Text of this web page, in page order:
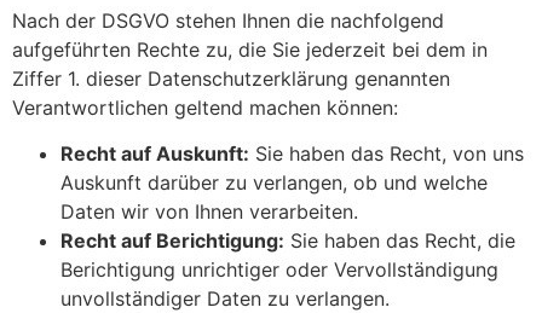
Nach der DSGVO stehen Ihnen die nachfolgend
aufgeführten Rechte zu, die Sie jederzeit bei dem in
Ziffer 1. dieser Datenschutzerklärung genannten
Verantwortlichen geltend machen können:
Recht auf Auskunft: Sie haben das Recht, von uns
Auskunft darüber zu verlangen, ob und welche
Daten wir von Ihnen verarbeiten.
Recht auf Berichtigung: Sie haben das Recht, die
Berichtigung unrichtiger oder Vervollständigung
unvollständiger Daten zu verlangen.